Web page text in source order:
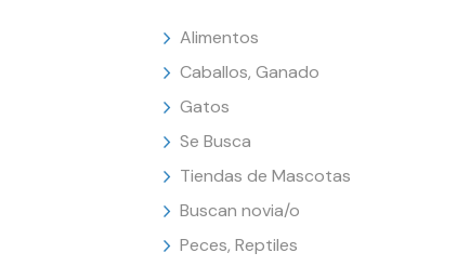
Alimentos
Caballos, Ganado
Gatos
Se Busca
Tiendas de Mascotas
Buscan novia/o
Peces, Reptiles